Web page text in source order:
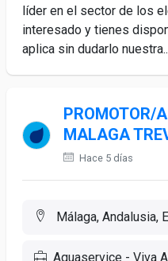
líder en el sector de los
interesado y tienes
aplica sin dudarlo
PROMOTOR/
MALAGA
Hace 5 días
Málaga, Andalusia,
Aquaservice - Viva